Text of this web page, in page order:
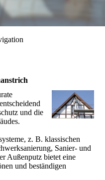
und die
z. B. klassischen
Sanier- und
Außenputz bietet eine
und beständigen